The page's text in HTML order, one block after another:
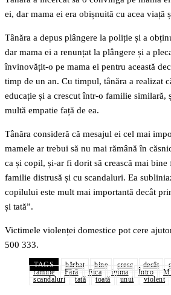
ei, dar mama ei era obișnuită cu acea viață
Tânăra a depus plângere la poliție și a
dar mama ei a renunțat la plângere și a
învinovățit-o pe mama ei pentru această
timp de un an. Cu timpul, tânăra a realizat
educație și a crescut într-o familie similară,
multă empatie față de ea.
Tânăra consideră că mesajul ei cel mai
mamele ar trebui să nu mai rămână în
ca și copil, și-ar fi dorit să crească mai bine
familie distrusă și cu scandaluri. Ea
copilului este mult mai importantă decât
și tată”.
Victimele violenței domestice pot cere
500 333.
TAGS bărbat bine cresc decât
familie
Fără fiica inima Întro
scandaluri
tată toată unui violent